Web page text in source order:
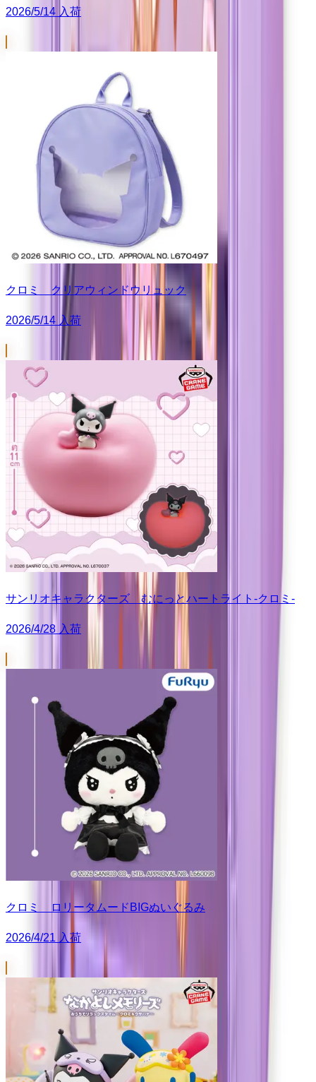
2026/5/14 入荷
クロミ クリアウィンドウリュック
2026/5/14 入荷
サンリオキャラクターズ むにっとハートライト-クロミ-
2026/4/28 入荷
クロミ ロリータムードBIGぬいぐるみ
2026/4/21 入荷